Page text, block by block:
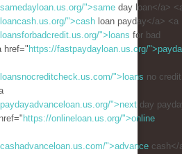
">same day loan</a>
">cash loan payday</a> <a
">loans for bad
href=" https://fastpaydayloan.us.org/
">loans no credit
">next day
https://onlineloan.us.org/">online
">advance cash</